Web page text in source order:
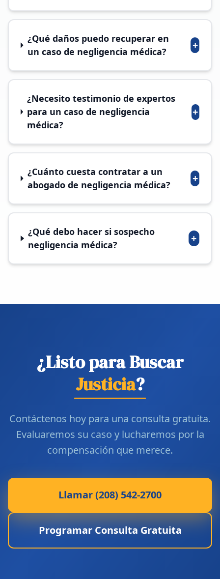
¿Qué daños puedo recuperar en
un caso de negligencia médica?
+
¿Necesito testimonio de expertos
para un caso de negligencia
médica?
+
¿Cuánto cuesta contratar a un
abogado de negligencia médica?
+
¿Qué debo hacer si sospecho
negligencia médica?
+
¿Listo para Buscar
Justicia?
Contáctenos hoy para una consulta gratuita.
Evaluaremos su caso y lucharemos por la
compensación que merece.
Llamar (208) 542-2700
Programar Consulta Gratuita